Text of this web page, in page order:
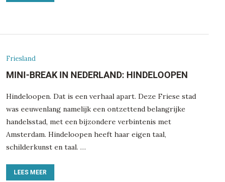
Friesland
MINI-BREAK IN NEDERLAND: HINDELOOPEN
Hindeloopen. Dat is een verhaal apart. Deze Friese stad
was eeuwenlang namelijk een ontzettend belangrijke
handelsstad, met een bijzondere verbintenis met
Amsterdam. Hindeloopen heeft haar eigen taal,
schilderkunst en taal. …
LEES MEER